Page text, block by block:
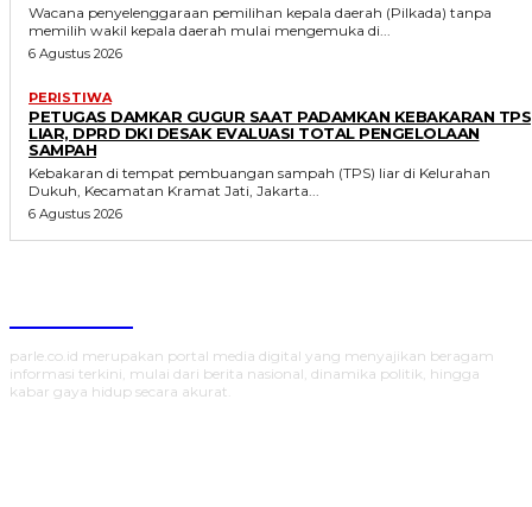
Wacana penyelenggaraan pemilihan kepala daerah (Pilkada) tanpa
memilih wakil kepala daerah mulai mengemuka di...
6 Agustus 2026
PERISTIWA
PETUGAS DAMKAR GUGUR SAAT PADAMKAN KEBAKARAN TPS
LIAR, DPRD DKI DESAK EVALUASI TOTAL PENGELOLAAN
SAMPAH
Kebakaran di tempat pembuangan sampah (TPS) liar di Kelurahan
Dukuh, Kecamatan Kramat Jati, Jakarta...
6 Agustus 2026
parle.co.id merupakan portal media digital yang menyajikan beragam
informasi terkini, mulai dari berita nasional, dinamika politik, hingga
kabar gaya hidup secara akurat.